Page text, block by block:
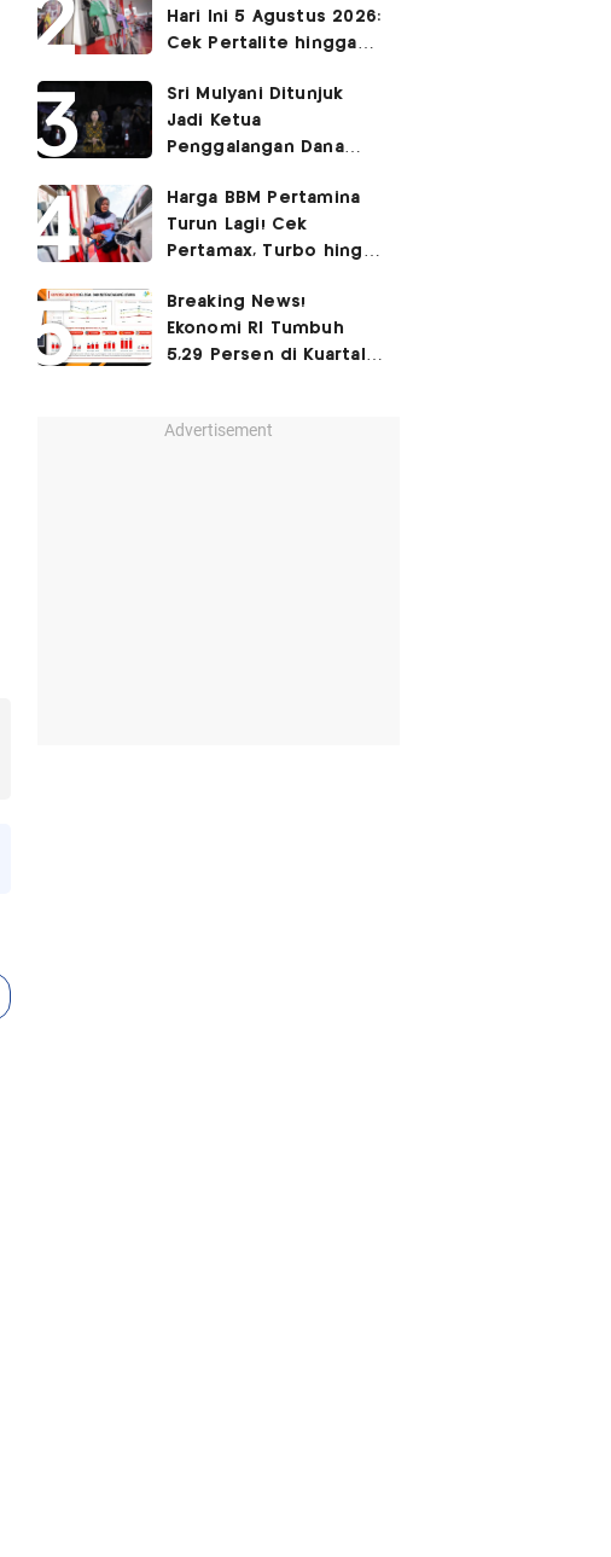
Hari Ini 5 Agustus 2026:
Cek Pertalite hingga
Turun
Sri Mulyani Ditunjuk
Jadi Ketua
Penggalangan Dana
Harga BBM Pertamina
Turun Lagi! Cek
Pertamax, Turbo hingga
Agustus 2026
Breaking News!
Ekonomi RI Tumbuh
5,29 Persen di Kuartal
Advertisement